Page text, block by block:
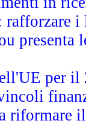
rafforzare
per il
riformare